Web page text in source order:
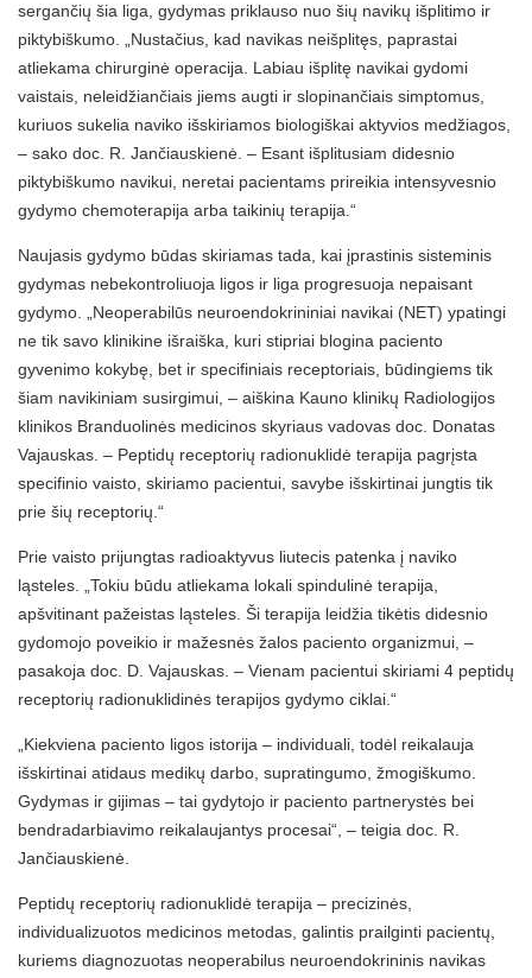
sergančių šia liga, gydymas priklauso nuo šių navikų išplitimo ir
piktybiškumo. „Nustačius, kad navikas neišplitęs, paprastai
atliekama chirurginė operacija. Labiau išplitę navikai gydomi
vaistais, neleidžiančiais jiems augti ir slopinančiais simptomus,
kuriuos sukelia naviko išskiriamos biologiškai aktyvios medžiagos,
– sako doc. R. Jančiauskienė. – Esant išplitusiam didesnio
piktybiškumo navikui, neretai pacientams prireikia intensyvesnio
gydymo chemoterapija arba taikinių terapija.“
Naujasis gydymo būdas skiriamas tada, kai įprastinis sisteminis
gydymas nebekontroliuoja ligos ir liga progresuoja nepaisant
gydymo. „Neoperabilūs neuroendokrininiai navikai (NET) ypatingi
ne tik savo klinikine išraiška, kuri stipriai blogina paciento
gyvenimo kokybę, bet ir specifiniais receptoriais, būdingiems tik
šiam navikiniam susirgimui, – aiškina Kauno klinikų Radiologijos
klinikos Branduolinės medicinos skyriaus vadovas doc. Donatas
Vajauskas. – Peptidų receptorių radionuklidė terapija pagrįsta
specifinio vaisto, skiriamo pacientui, savybe išskirtinai jungtis tik
prie šių receptorių.“
Prie vaisto prijungtas radioaktyvus liutecis patenka į naviko
ląsteles. „Tokiu būdu atliekama lokali spindulinė terapija,
apšvitinant pažeistas ląsteles. Ši terapija leidžia tikėtis didesnio
gydomojo poveikio ir mažesnės žalos paciento organizmui, –
pasakoja doc. D. Vajauskas. – Vienam pacientui skiriami 4 peptidų
receptorių radionuklidinės terapijos gydymo ciklai.“
„Kiekviena paciento ligos istorija – individuali, todėl reikalauja
išskirtinai atidaus medikų darbo, supratingumo, žmogiškumo.
Gydymas ir gijimas – tai gydytojo ir paciento partnerystės bei
bendradarbiavimo reikalaujantys procesai“, – teigia doc. R.
Jančiauskienė.
Peptidų receptorių radionuklidė terapija – precizinės,
individualizuotos medicinos metodas, galintis prailginti pacientų,
kuriems diagnozuotas neoperabilus neuroendokrininis navikas